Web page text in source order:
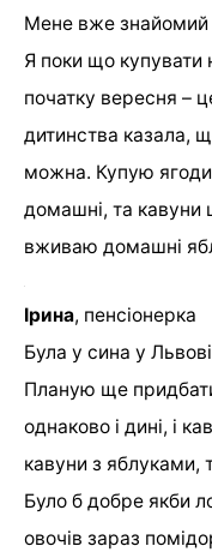
Мене вже знайомий
Я поки що купувати
початку вересня –
дитинства казала,
можна. Купую ягоди
домашні, та кавуни
вживаю домашні
Ірина, пенсіонерка
Була у сина у
Планую ще
однаково і дині, і
кавуни з яблуками,
Було б добре якби
овочів зараз